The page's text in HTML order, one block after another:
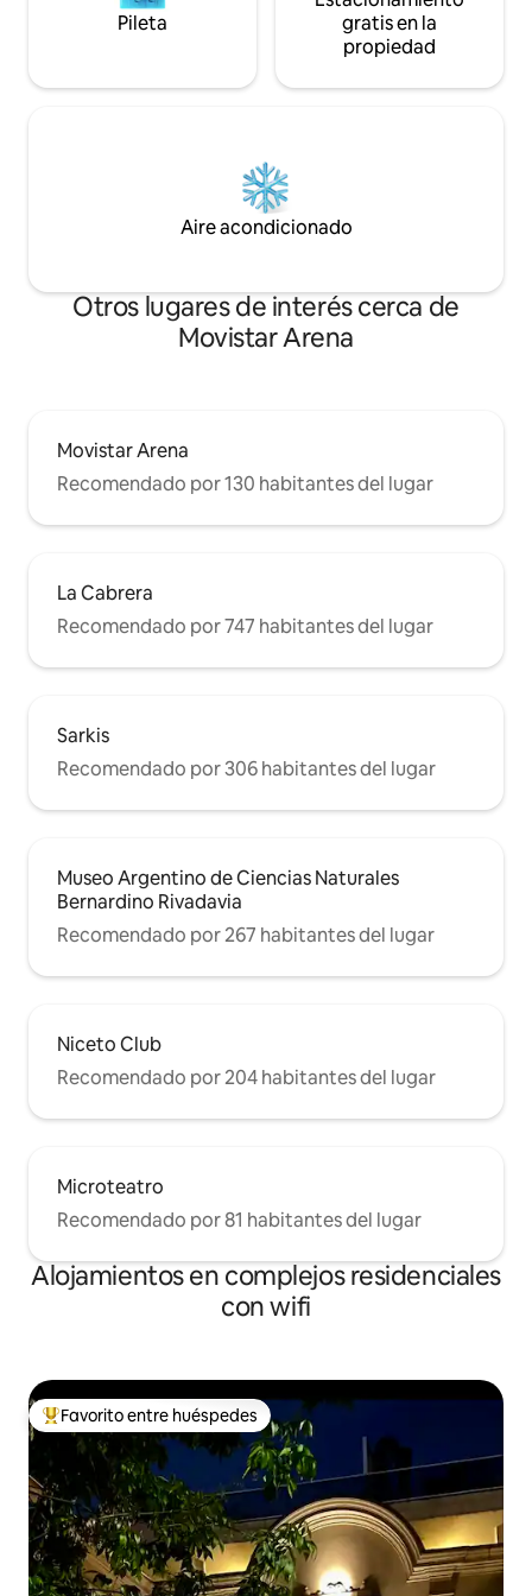
Pileta
gratis en la
propiedad
Aire acondicionado
Otros lugares de interés cerca de
Movistar Arena
Movistar Arena
Recomendado por 130 habitantes del lugar
La Cabrera
Recomendado por 747 habitantes del lugar
Sarkis
Recomendado por 306 habitantes del lugar
Museo Argentino de Ciencias Naturales
Bernardino Rivadavia
Recomendado por 267 habitantes del lugar
Niceto Club
Recomendado por 204 habitantes del lugar
Microteatro
Recomendado por 81 habitantes del lugar
Alojamientos en complejos residenciales
con wifi
Favorito entre los huéspedes más destacados
Favorito entre huéspedes